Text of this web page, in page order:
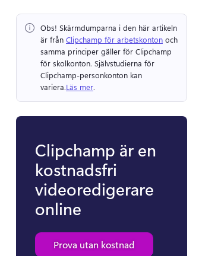
Obs! Skärmdumparna i den här artikeln
är från Clipchamp för arbetskonton och
samma principer gäller för Clipchamp
för skolkonton. Självstudierna för
Clipchamp-personkonton kan
variera.Läs mer.
Clipchamp är en
kostnadsfri
videoredigerare
online
Prova utan kostnad